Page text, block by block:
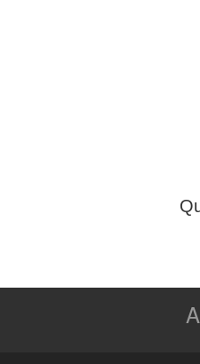
A